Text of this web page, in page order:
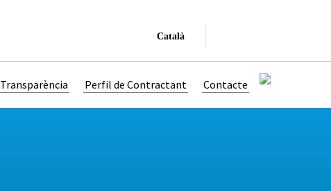
Català
Transparència Perfil de Contractant Contacte